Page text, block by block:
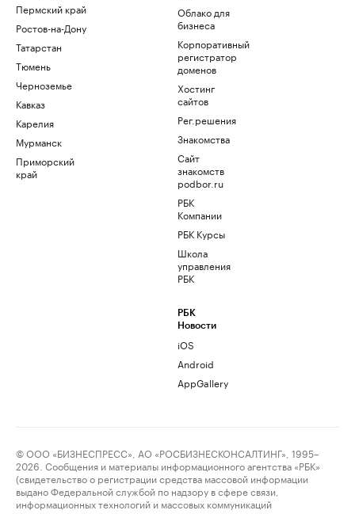
Пермский край
Ростов-на-Дону
Татарстан
Тюмень
Черноземье
Кавказ
Карелия
Мурманск
Приморский
край
Облако для
бизнеса
Корпоративный
регистратор
доменов
Хостинг
сайтов
Рег.решения
Знакомства
Сайт
знакомств
podbor.ru
РБК
Компании
РБК Курсы
Школа
управления
РБК
РБК
Новости
iOS
Android
AppGallery
© ООО «БИЗНЕСПРЕСС», АО «РОСБИЗНЕСКОНСАЛТИНГ», 1995–
2026. Сообщения и материалы информационного агентства «РБК»
(свидетельство о регистрации средства массовой информации
выдано Федеральной службой по надзору в сфере связи,
информационных технологий и массовых коммуникаций